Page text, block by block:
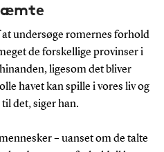
undersøge romernes forhold
de forskellige provinser i
ligesom det bliver
havet kan spille i vores liv og
det, siger han.
– uanset om de talte